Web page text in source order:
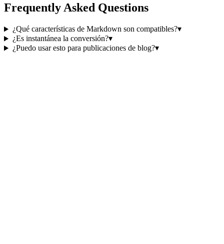
Frequently Asked Questions
¿Qué características de Markdown son compatibles?▾
¿Es instantánea la conversión?▾
¿Puedo usar esto para publicaciones de blog?▾